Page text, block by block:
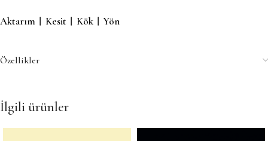
Aktarım︱Kesit︱Kök︱Yön
Özellikler
İlgili ürünler